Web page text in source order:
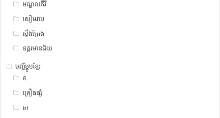
មណ្ឌលគីរី
សៀមរាប
ស្ទឹង​​ត្រែង
ឧត្ដរមានជ័យ
បញ្ជីម្ហូបខ្មែរ
ខ
គ្រឿងផ្សំ
ឆា